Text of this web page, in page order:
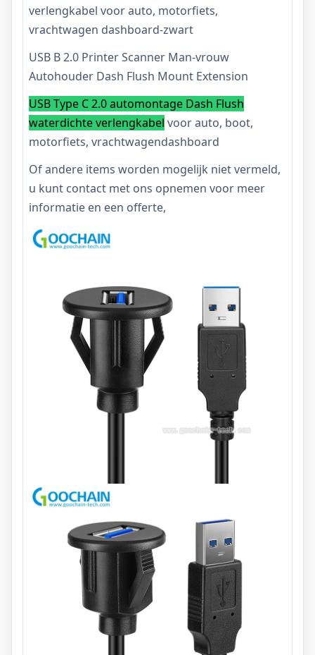
verlengkabel voor auto, motorfiets,
vrachtwagen dashboard-zwart
USB B 2.0 Printer Scanner Man-vrouw
Autohouder Dash Flush Mount Extension
USB Type C 2.0 automontage Dash Flush
waterdichte verlengkabel voor auto, boot,
motorfiets, vrachtwagendashboard
Of andere items worden mogelijk niet vermeld,
u kunt contact met ons opnemen voor meer
informatie en een offerte,